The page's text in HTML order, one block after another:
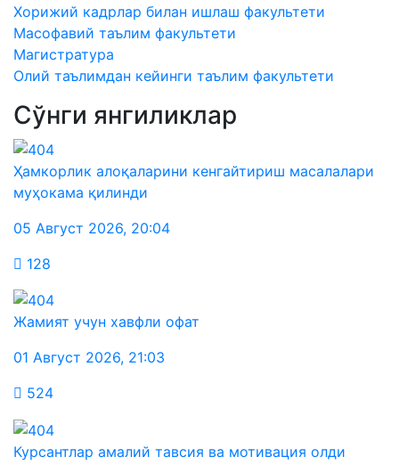
Хорижий кадрлар билан ишлаш факультети
Масофавий таълим факультети
Магистратура
Олий таълимдан кейинги таълим факультети
Сўнги янгиликлар
Ҳамкорлик алоқаларини кенгайтириш масалалари
муҳокама қилинди
05 Август 2026, 20:04
128
Жамият учун хавфли офат
01 Август 2026, 21:03
524
Курсантлар амалий тавсия ва мотивация олди